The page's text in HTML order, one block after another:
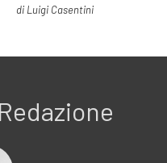
di Luigi Casentini